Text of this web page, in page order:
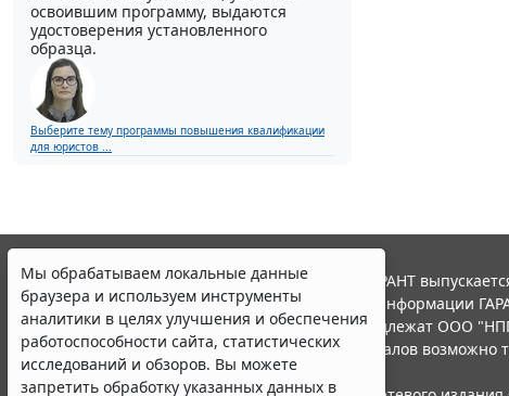
освоившим программу, выдаются
удостоверения установленного
образца.
Выберите тему программы повышения квалификации
для юристов ...
Мы обрабатываем локальные данные
браузера и используем инструменты
аналитики в целях улучшения и обеспечения
работоспособности сайта, статистических
исследований и обзоров. Вы можете
запретить обработку указанных данных в
© ООО "НПП "ГАРАНТ-СЕРВИС", 2026. Система ГАРАНТ
участниками Российской ассоциации правовой информации
Все права на материалы сайта ГАРАНТ.РУ принадлежат ООО
Полное или частичное воспроизведение материалов
Правила использования портала.